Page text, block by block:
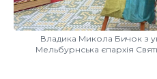
Владика Микола Бичок з
Мельбурнська єпархія